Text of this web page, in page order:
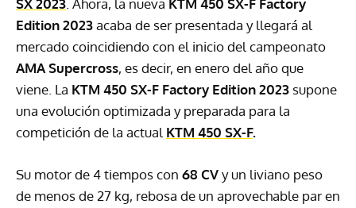
SX 2023 . Ahora, la nueva KTM 450 SX-F Factory
Edition 2023acaba de ser presentada y llegará al
mercado coincidiendo con el inicio del campeonato
AMA Supercross, es decir, en enero del año que
viene. La KTM 450 SX-F Factory Edition 2023 supone
una evolución optimizada y preparada para la
competición de la actual KTM 450 SX-F.
Su motor de 4 tiempos con 68 CVy un liviano peso
de menos de 27 kg, rebosa de un aprovechable par en